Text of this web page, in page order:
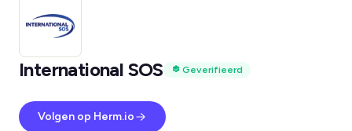
International SOS Geverifieerd
Volgen op Herm.io